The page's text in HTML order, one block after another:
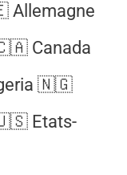
Canada
🇳🇬
Etats-